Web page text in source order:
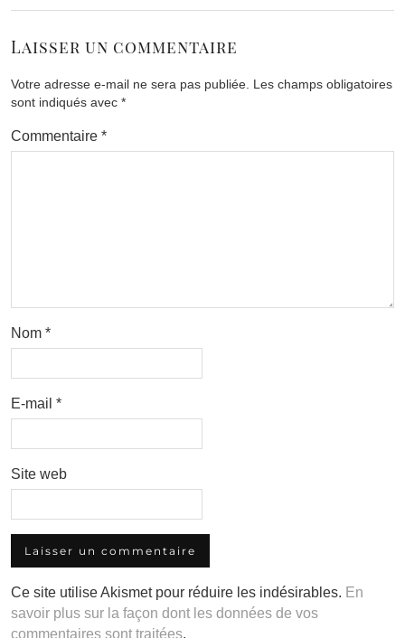
Laisser un commentaire
Votre adresse e-mail ne sera pas publiée. Les champs obligatoires
sont indiqués avec *
Commentaire *
Nom *
E-mail *
Site web
Ce site utilise Akismet pour réduire les indésirables. En
savoir plus sur la façon dont les données de vos
commentaires sont traitées.